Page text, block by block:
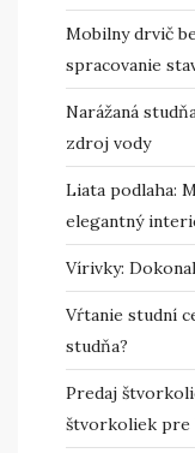
Mobilny drvič
spracovanie
Narážaná
zdroj vody
Liata podlaha:
elegantný
Vírivky:
Vŕtanie studní
studňa?
Predaj
štvorkoliek pre